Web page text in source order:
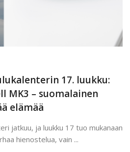
17. luukku:
MK3 – suomalainen
elämää
jatkuu, ja luukku 17 tuo mukanaan
hienostelua, vain ...